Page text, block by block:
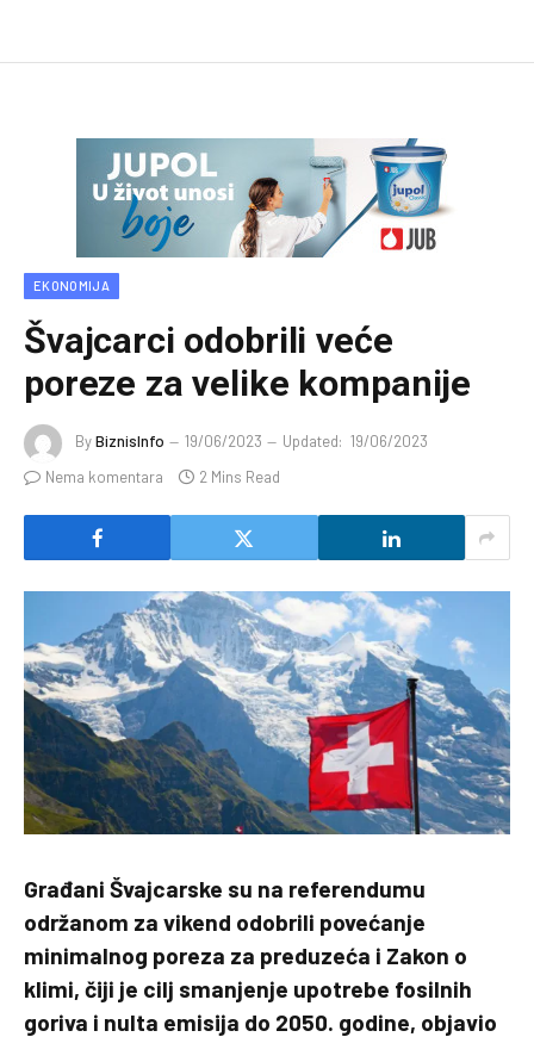
EKONOMIJA
Švajcarci odobrili veće
poreze za velike kompanije
ByBiznisInfo 19/06/2023 Updated: 19/06/2023
Nema komentara
2 Mins Read
Građani Švajcarske su na referendumu
održanom za vikend odobrili povećanje
minimalnog poreza za preduzeća i Zakon o
klimi, čiji je cilj smanjenje upotrebe fosilnih
goriva i nulta emisija do 2050. godine, objavio